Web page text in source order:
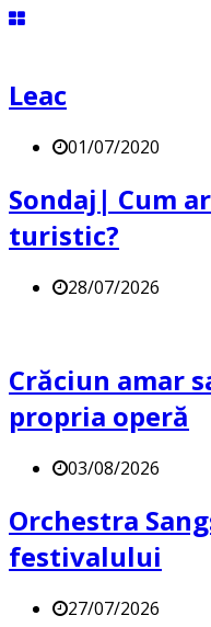
Leac
01/07/2020
Sondaj| Cum
turistic?
28/07/2026
Crăciun amar
propria operă
03/08/2026
Orchestra
festivalului
27/07/2026